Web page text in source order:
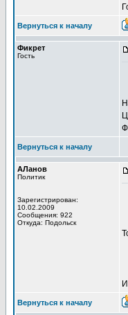
Вернуться к началу
Фикрет
Гость
Вернуться к началу
АЛанов
Политик
Зарегистрирован:
10.02.2009
Сообщения: 922
Откуда: Подольск
Вернуться к началу